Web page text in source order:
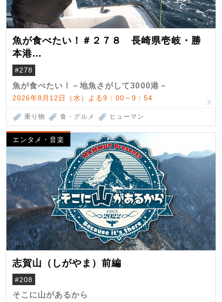
魚が食べたい！＃２７８ 長崎県壱岐・勝
本港
（クロマグロ）
#278
魚が食べたい！－地魚さがして3000港－
2026年8月12日（水）よる9：00～9：54
乗り物 食・グルメ ヒューマン
エンタメ・音楽
志賀山（しがやま）前編
#208
そこに山があるから